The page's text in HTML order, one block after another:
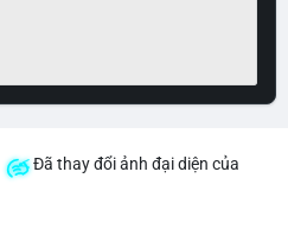
Đã thay đổi ảnh đại diện của